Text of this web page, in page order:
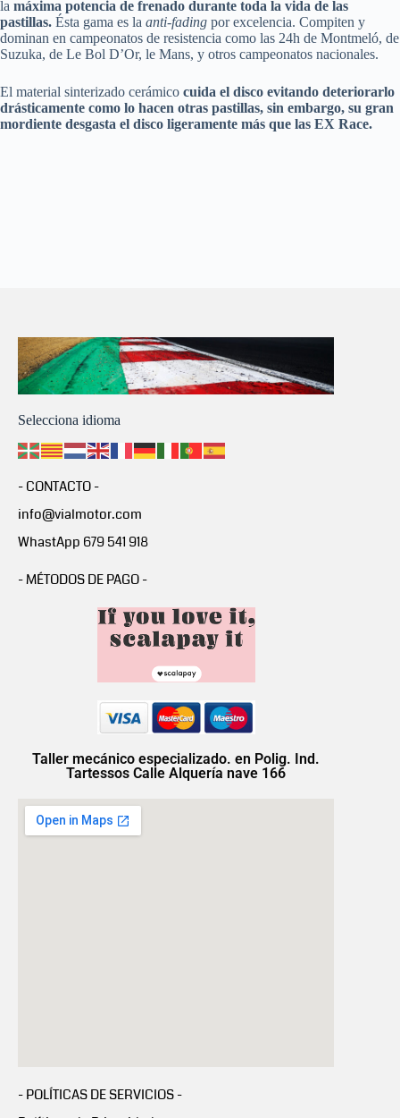
la máxima potencia de frenado durante toda la vida de las
pastillas. Ésta gama es la anti-fading por excelencia. Compiten y
dominan en campeonatos de resistencia como las 24h de Montmeló, de
Suzuka, de Le Bol D’Or, le Mans, y otros campeonatos nacionales.
El material sinterizado cerámico cuida el disco evitando deteriorarlo
drásticamente como lo hacen otras pastillas, sin embargo, su gran
mordiente desgasta el disco ligeramente más que las EX Race.
Selecciona idioma
- CONTACTO -
info@vialmotor.com
WhastApp 679 541 918
- MÉTODOS DE PAGO -
Taller mecánico especializado. en Polig. Ind.
Tartessos Calle Alquería nave 166
- POLÍTICAS DE SERVICIOS -